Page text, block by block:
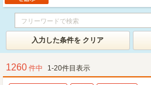
入力した条件を クリア
1260 件中 1-20件目表示